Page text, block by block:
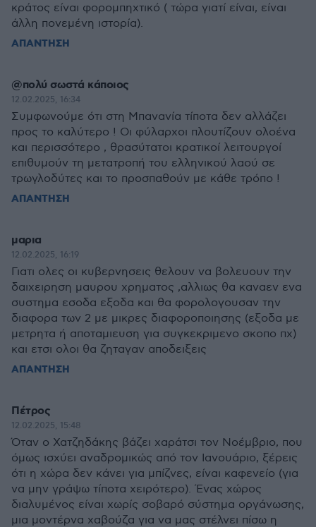
κράτος είναι φορομπηχτικό ( τώρα γιατί είναι, είναι
άλλη πονεμένη ιστορία).
ΑΠΑΝΤΗΣΗ
@πολύ σωστά κάποιος
12.02.2025, 16:34
Συμφωνούμε ότι στη Μπανανία τίποτα δεν αλλάζει
προς το καλύτερο ! Οι φύλαρχοι πλουτίζουν ολοένα
και περισσότερο , θρασύτατοι κρατικοί λειτουργοί
επιθυμούν τη μετατροπή του ελληνικού λαού σε
τρωγλοδύτες και το προσπαθούν με κάθε τρόπο !
ΑΠΑΝΤΗΣΗ
μαρια
12.02.2025, 16:19
Γιατι ολες οι κυβερνησεις θελουν να βολευουν την
δαιχειρηση μαυρου χρηματος ,αλλιως θα καναεν ενα
συστημα εσοδα εξοδα και θα φορολογουσαν την
διαφορα των 2 με μικρες διαφοροποιησης (εξοδα με
μετρητα ή αποταμιευση για συγκεκριμενο σκοπο πχ)
και ετσι ολοι θα ζηταγαν αποδειξεις
ΑΠΑΝΤΗΣΗ
Πέτρος
12.02.2025, 15:48
Όταν ο Χατζηδάκης βάζει χαράτσι τον Νοέμβριο, που
όμως ισχύει αναδρομικώς από τον Ιανουάριο, ξέρεις
ότι η χώρα δεν κάνει για μπίζνες, είναι καφενείο (για
να μην γράψω τίποτα χειρότερο). Ένας χώρος
διαλυμένος είναι χωρίς σοβαρό σύστημα οργάνωσης,
μια μοντέρνα χαβούζα για να μας στέλνει πίσω η